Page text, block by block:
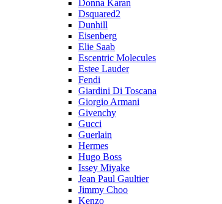
Donna Karan
Dsquared2
Dunhill
Eisenberg
Elie Saab
Escentric Molecules
Estee Lauder
Fendi
Giardini Di Toscana
Giorgio Armani
Givenchy
Gucci
Guerlain
Hermes
Hugo Boss
Issey Miyake
Jean Paul Gaultier
Jimmy Choo
Kenzo